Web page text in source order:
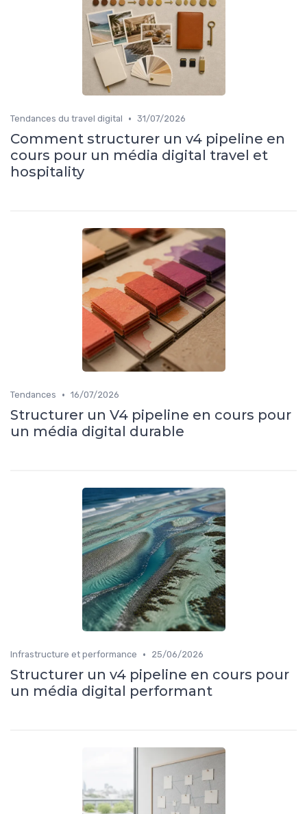
Tendances du travel digital • 31/07/2026
Comment structurer un v4 pipeline en
cours pour un média digital travel et
hospitality
Tendances • 16/07/2026
Structurer un V4 pipeline en cours pour
un média digital durable
Infrastructure et performance • 25/06/2026
Structurer un v4 pipeline en cours pour
un média digital performant